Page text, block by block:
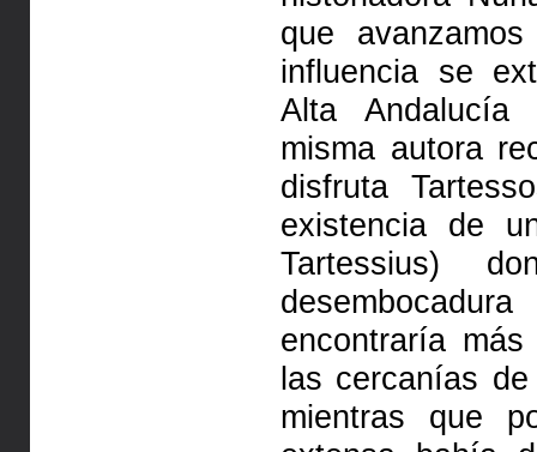
que
influencia se
Alta
misma autora
disfruta
existencia de
Tartessius)
encontraría
las cercanías
mientras que